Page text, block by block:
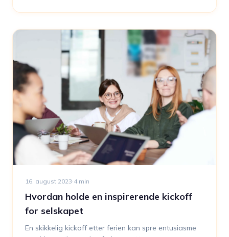
16. august 2023·4min
Hvordan holde en inspirerende kickoff
for selskapet
En skikkelig kickoff etter ferien kan spre entusiasme